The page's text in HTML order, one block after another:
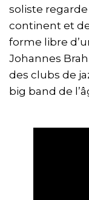
soliste
continent et
forme libre
Johannes
des clubs de
big band de